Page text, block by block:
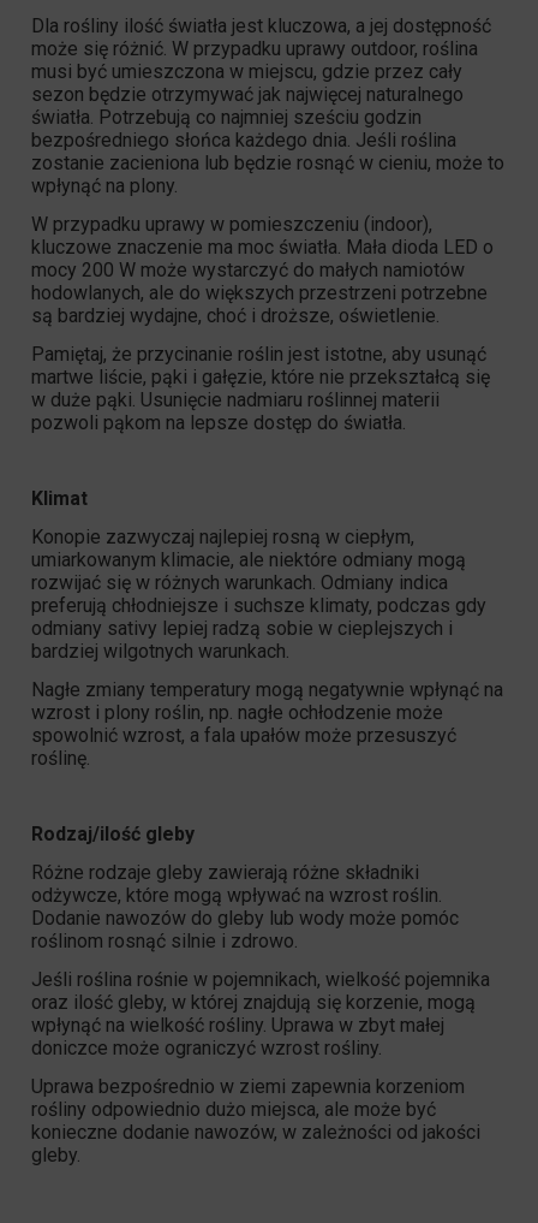
Dla rośliny ilość światła jest kluczowa, a jej dostępność
może się różnić. W przypadku uprawy outdoor, roślina
musi być umieszczona w miejscu, gdzie przez cały
sezon będzie otrzymywać jak najwięcej naturalnego
światła. Potrzebują co najmniej sześciu godzin
bezpośredniego słońca każdego dnia. Jeśli roślina
zostanie zacieniona lub będzie rosnąć w cieniu, może to
wpłynąć na plony.
W przypadku uprawy w pomieszczeniu (indoor),
kluczowe znaczenie ma moc światła. Mała dioda LED o
mocy 200 W może wystarczyć do małych namiotów
hodowlanych, ale do większych przestrzeni potrzebne
są bardziej wydajne, choć i droższe, oświetlenie.
Pamiętaj, że przycinanie roślin jest istotne, aby usunąć
martwe liście, pąki i gałęzie, które nie przekształcą się
w duże pąki. Usunięcie nadmiaru roślinnej materii
pozwoli pąkom na lepsze dostęp do światła.
Klimat
Konopie zazwyczaj najlepiej rosną w ciepłym,
umiarkowanym klimacie, ale niektóre odmiany mogą
rozwijać się w różnych warunkach. Odmiany indica
preferują chłodniejsze i suchsze klimaty, podczas gdy
odmiany sativy lepiej radzą sobie w cieplejszych i
bardziej wilgotnych warunkach.
Nagłe zmiany temperatury mogą negatywnie wpłynąć na
wzrost i plony roślin, np. nagłe ochłodzenie może
spowolnić wzrost, a fala upałów może przesuszyć
roślinę.
Rodzaj/ilość gleby
Różne rodzaje gleby zawierają różne składniki
odżywcze, które mogą wpływać na wzrost roślin.
Dodanie nawozów do gleby lub wody może pomóc
roślinom rosnąć silnie i zdrowo.
Jeśli roślina rośnie w pojemnikach, wielkość pojemnika
oraz ilość gleby, w której znajdują się korzenie, mogą
wpłynąć na wielkość rośliny. Uprawa w zbyt małej
doniczce może ograniczyć wzrost rośliny.
Uprawa bezpośrednio w ziemi zapewnia korzeniom
rośliny odpowiednio dużo miejsca, ale może być
konieczne dodanie nawozów, w zależności od jakości
gleby.